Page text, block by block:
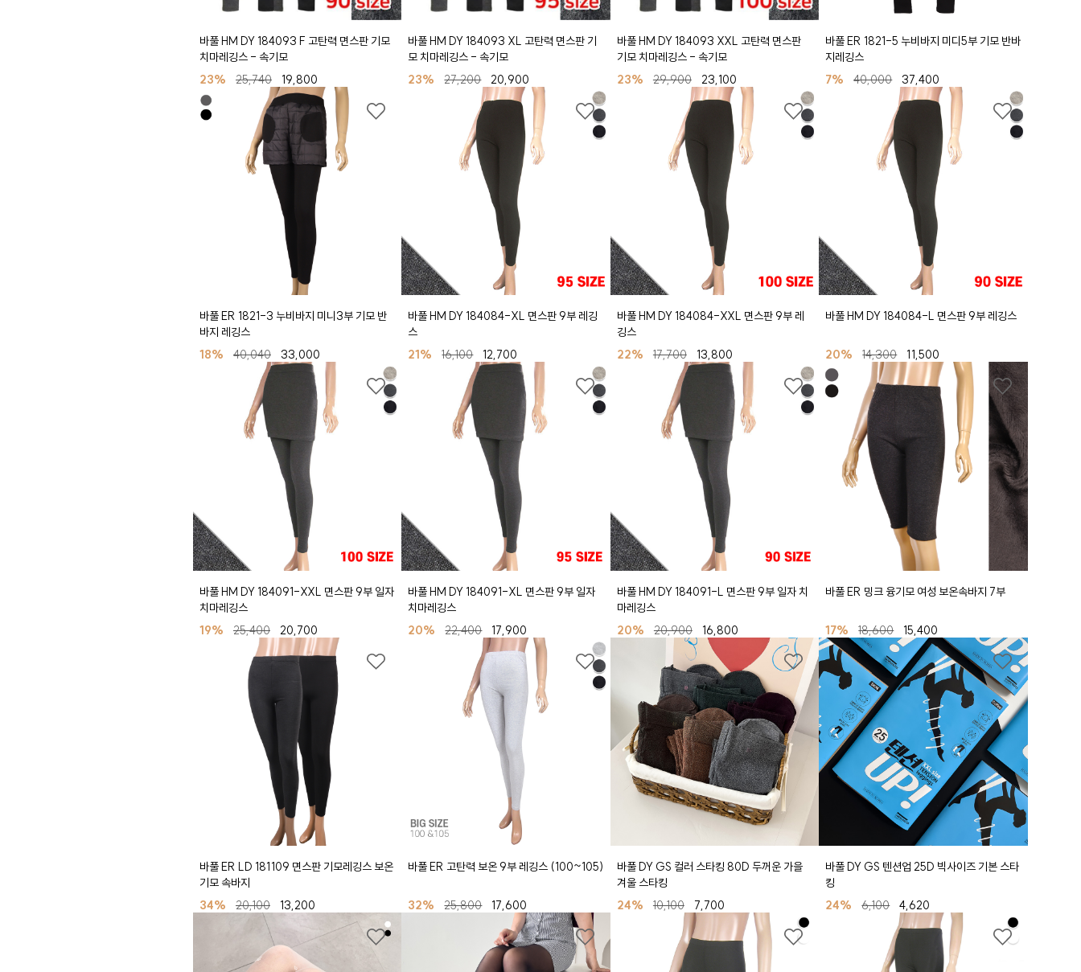
바풀 HM DY 184093 F 고탄력 면스판 기모
치마레깅스 - 속기모
23%
25,740 19,800
바풀 HM DY 184093 XL 고탄력 면스판 기
모 치마레깅스 - 속기모
23%
27,200 20,900
바풀 HM DY 184093 XXL 고탄력 면스판
기모 치마레깅스 - 속기모
23%
29,900 23,100
바풀 ER 1821-5 누비바지 미디5부 기모 반바
지레깅스
7%
40,000 37,400
바풀 ER 1821-3 누비바지 미니3부 기모 반
바지 레깅스
18%
40,040 33,000
바풀 HM DY 184084-XL 면스판 9부 레깅
스
21%
16,100 12,700
바풀 HM DY 184084-XXL 면스판 9부 레
깅스
22%
17,700 13,800
바풀 HM DY 184084-L 면스판 9부 레깅스
20% 14,300 11,500
바풀 HM DY 184091-XXL 면스판 9부 일자
치마레깅스
19%
25,400 20,700
바풀 HM DY 184091-XL 면스판 9부 일자
치마레깅스
20%
22,400 17,900
바풀 HM DY 184091-L 면스판 9부 일자 치
마레깅스
20%
20,900 16,800
바풀 ER 밍크 융기모 여성 보온속바지 7부
17% 18,600 15,400
바풀 ER LD 181109 면스판 기모레깅스 보온
기모 속바지
34%
20,100 13,200
바풀 ER 고탄력 보온 9부 레깅스 (100~105)
32% 25,800 17,600
바풀 DY GS 컬러 스타킹 80D 두꺼운 가을
겨울 스타킹
24%
10,100 7,700
바풀 DY GS 텐션업 25D 빅사이즈 기본 스타
킹
24%
6,100 4,620